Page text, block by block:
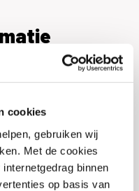
cookies
gebruiken wij
Met de cookies
binnen
op basis van